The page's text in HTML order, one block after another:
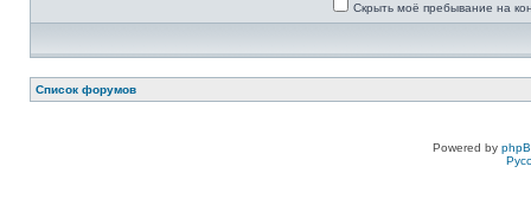
Скрыть моё пребывание на
Список форумов
Powered by